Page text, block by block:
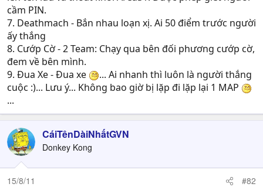
cầm PIN.
7. Deathmach - Bắn nhau loạn xị. Ai 50 điểm trước người
ấy thắng
8. Cướp Cờ - 2 Team: Chạy qua bên đối phương cướp cờ,
đem về bên mình.
9. Đua Xe - Đua xe
... Ai nhanh thì luôn là người thắng
cuộc :)... Lưu ý... Không bao giờ bị lặp đi lặp lại 1 MAP
...
CáiTênDàiNhấtGVN
Donkey Kong
15/8/11 #82